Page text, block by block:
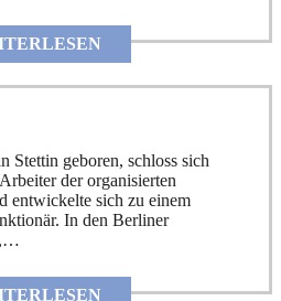
Stettin geboren, schloss sich
der organisierten
entwickelte sich zu einem
In den Berliner